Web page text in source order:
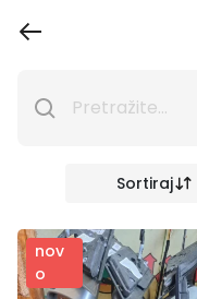
Sortiraj
nov
o